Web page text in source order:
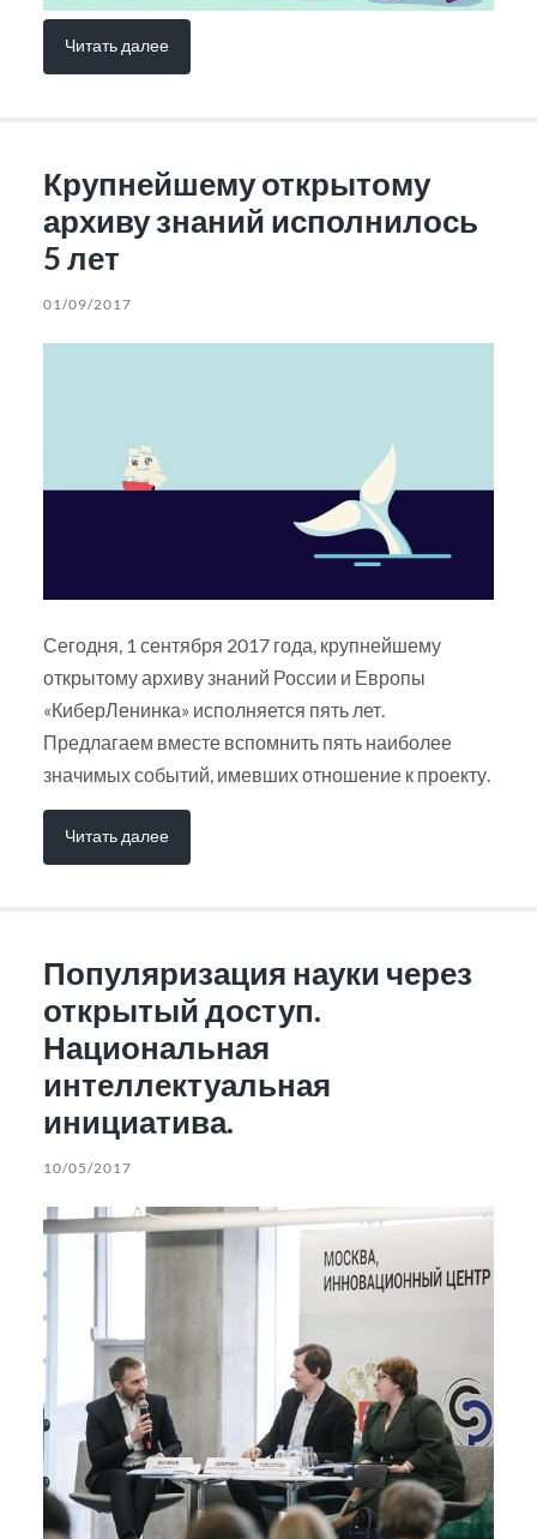
Читать далее
Крупнейшему открытому
архиву знаний исполнилось
5 лет
01/09/2017
Сегодня, 1 сентября 2017 года, крупнейшему
открытому архиву знаний России и Европы
«КиберЛенинка» исполняется пять лет.
Предлагаем вместе вспомнить пять наиболее
значимых событий, имевших отношение к проекту.
Читать далее
Популяризация науки через
открытый доступ.
Национальная
интеллектуальная
инициатива.
10/05/2017